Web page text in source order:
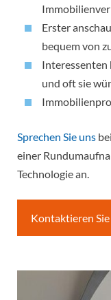
Erster
bequem von
Interessenten
und oft sie
Sprechen Sie uns
einer
Technologie an.
Kontaktieren